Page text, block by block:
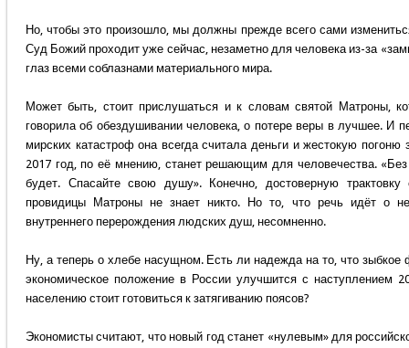
Но, чтобы это произошло, мы должны прежде всего сами
Суд Божий проходит уже сейчас, незаметно для человека из-за
глаз всеми соблазнами материального мира.
Может быть, стоит прислушаться и к словам святой Матроны,
говорила об обездушивании человека, о потере веры в лучшее. И
мирских катастроф она всегда считала деньги и жестокую погоню
2017 год, по её мнению, станет решающим для человечества.
будет. Спасайте свою душу». Конечно, достоверную трактовку
провидицы Матроны не знает никто. Но то, что речь идёт о
внутреннего перерождения людских душ, несомненно.
Ну, а теперь о хлебе насущном. Есть ли надежда на то, что зыбкое
экономическое положение в России улучшится с наступлением
населению стоит готовиться к затягиванию поясов?
Экономисты считают, что новый год станет «нулевым» для